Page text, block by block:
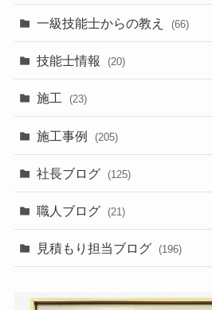
一級技能士からの教え (66)
技能士情報 (20)
施工 (23)
施工事例 (205)
社長ブログ (125)
職人ブログ (21)
見積もり担当ブログ (196)